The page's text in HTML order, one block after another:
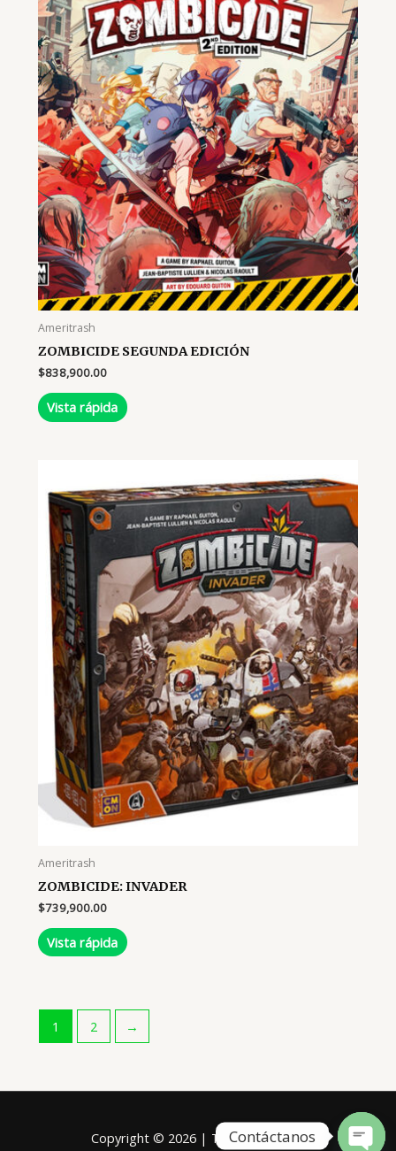
Ameritrash
ZOMBICIDE SEGUNDA EDICIÓN
$838,900.00
Vista rápida
Ameritrash
ZOMBICIDE: INVADER
$739,900.00
Vista rápida
1 2 →
Copyright © 2026 | Tablero Mágico
Contáctanos